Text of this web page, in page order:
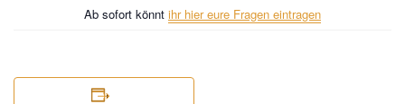
Ab sofort könnt ihr hier eure Fragen eintragen